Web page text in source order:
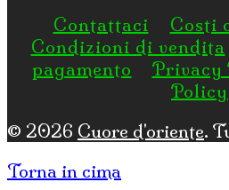
Contattaci
Costi
Condizioni di vendita
pagamento
Privacy
Policy
© 2026 Cuore d'oriente.
Torna in cima